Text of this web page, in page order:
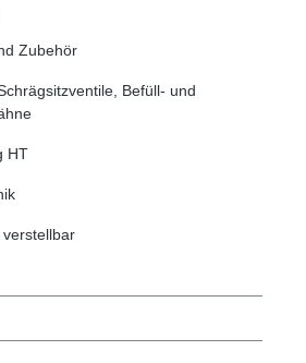
Zubehör
Befüll- und
HT